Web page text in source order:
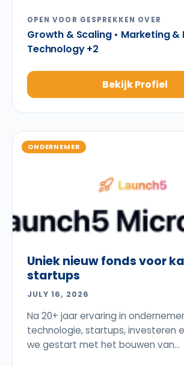
OPEN VOOR GESPREKKEN OVER
Growth & Scaling • Marketing &
Technology +2
Bekijk Profiel
ONDERNEMER
Uniek nieuw fonds voor
startups
JULY 16, 2026
Na 20+ jaar ervaring in
technologie, startups, investeren
we gestart met het bouwen van...